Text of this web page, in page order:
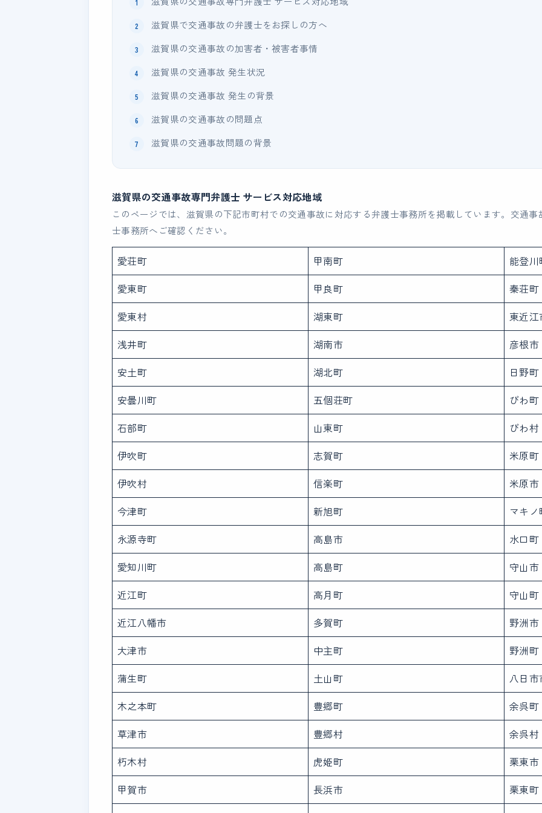
滋賀県で交通事故の弁護士をお探しの方へ
滋賀県の交通事故の加害者・被害者事情
滋賀県の交通事故 発生状況
滋賀県の交通事故 発生の背景
滋賀県の交通事故の問題点
滋賀県の交通事故問題の背景
滋賀県の交通事故専門弁護士 サービス対応地域
このページでは、滋賀県の下記市町村での交通事故に対応する弁護士事務所を掲載しています。交通
士事務所へご確認ください。
愛荘町 甲南町
能登川
愛東町
甲良町
秦荘町
愛東村
湖東町
東近江
浅井町
湖南市
彦根市
安土町
湖北町
日野町
安曇川町
五個荘町
びわ町
石部町
山東町
びわ村
伊吹町
志賀町
米原町
伊吹村
信楽町
米原市
今津町
新旭町
マキノ
永源寺町
高島市
水口町
愛知川町
高島町
守山市
近江町
高月町
守山町
近江八幡市
多賀町
野洲市
大津市
中主町
野洲町
蒲生町
土山町
八日市
木之本町
豊郷町
余呉町
草津市
豊郷村
余呉村
朽木村
虎姫町
栗東市
甲賀市
長浜市
栗東町